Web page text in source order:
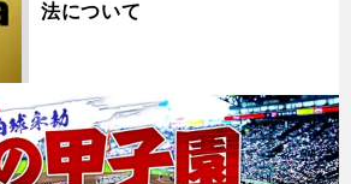
法について